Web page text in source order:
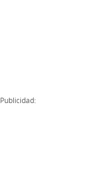
Subvenciones
Publicidad: